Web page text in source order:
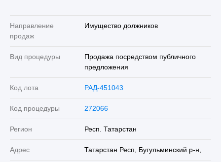
Направление
продаж
Имущество должников
Вид процедуры
Продажа посредством публичного
предложения
Код лота РАД-451043
Код процедуры 272066
Регион Респ. Татарстан
Адрес Татарстан Респ, Бугульминский р-н,